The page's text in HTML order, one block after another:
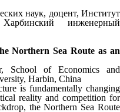
наук, доцент, Институт
инженерный
Northern Sea Route as an
School of Economics and
Harbin, China
is fundamentally changing
reality and competition for
the Northern Sea Route